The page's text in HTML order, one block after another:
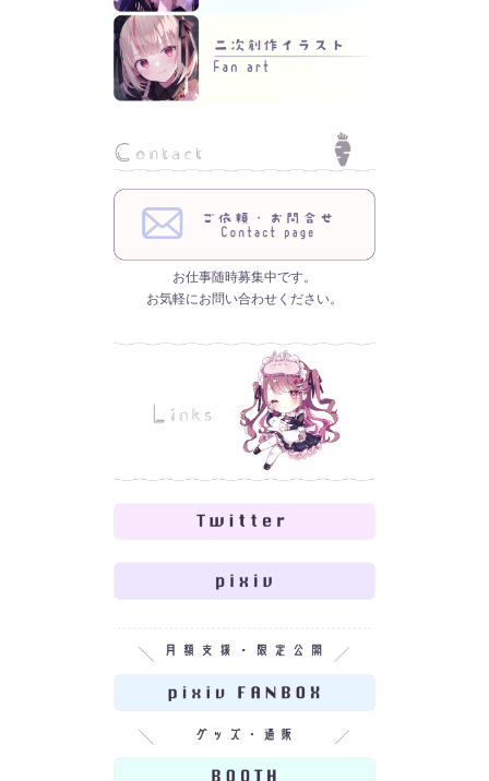
お仕事随時募集中です。
お気軽にお問い合わせください。